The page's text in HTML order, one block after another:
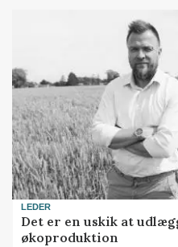
LEDER
Det er en uskik at
økoproduktion